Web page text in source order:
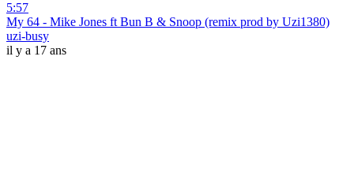
5:57
My 64 - Mike Jones ft Bun B & Snoop (remix prod by Uzi1380)
uzi-busy
il y a 17 ans